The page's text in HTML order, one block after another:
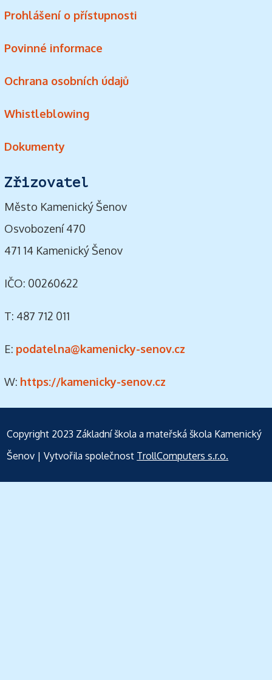
Prohlášení o přístupnosti
Povinné informace
Ochrana osobních údajů
Whistleblowing
Dokumenty
Zřizovatel
Město Kamenický Šenov
Osvobození 470
471 14 Kamenický Šenov
IČO: 00260622
T: 487 712 011
E: podatelna@kamenicky-senov.cz
W: https://kamenicky-senov.cz
Copyright 2023 Základní škola a mateřská škola Kamenický
Šenov | Vytvořila společnost TrollComputers s.r.o.